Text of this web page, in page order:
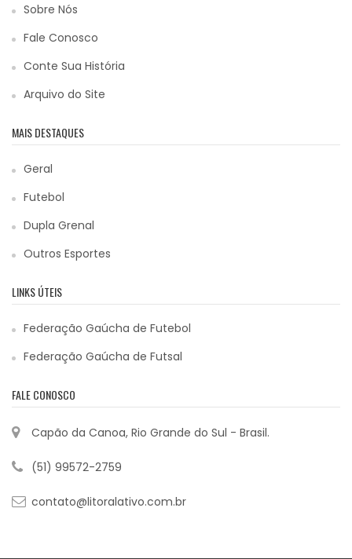
Sobre Nós
Fale Conosco
Conte Sua História
Arquivo do Site
MAIS DESTAQUES
Geral
Futebol
Dupla Grenal
Outros Esportes
LINKS ÚTEIS
Federação Gaúcha de Futebol
Federação Gaúcha de Futsal
FALE CONOSCO
Capão da Canoa, Rio Grande do Sul - Brasil.
(51) 99572-2759
contato@litoralativo.com.br